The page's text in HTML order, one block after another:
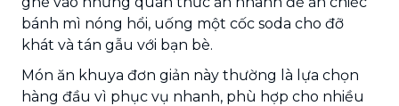
bánh mì nóng hổi, ​​uống một cốc soda cho đỡ
khát và tán gẫu với bạn bè.
Món ăn khuya đơn giản này thường là lựa chọn
hàng đầu vì phục vụ nhanh, phù hợp cho nhiều